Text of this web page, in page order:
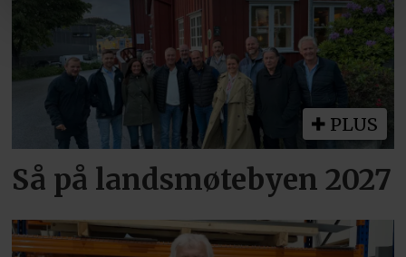
PLUS
Så på landsmøtebyen 2027